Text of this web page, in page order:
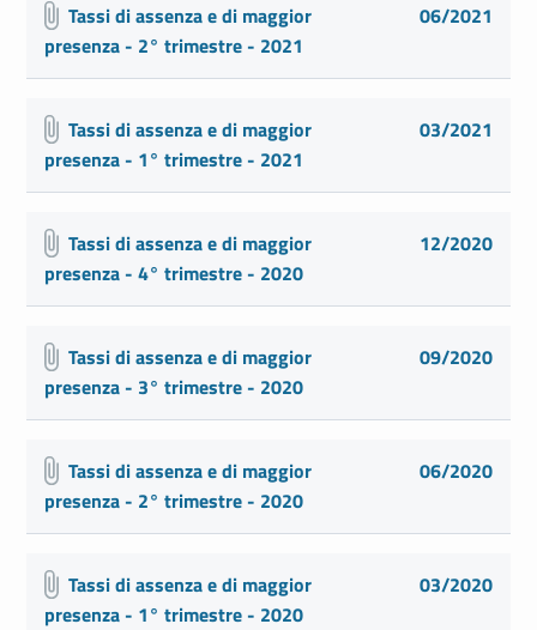
Tassi di assenza e di maggior
presenza - 2° trimestre - 2021
06/2021
Tassi di assenza e di maggior
presenza - 1° trimestre - 2021
03/2021
Tassi di assenza e di maggior
presenza - 4° trimestre - 2020
12/2020
Tassi di assenza e di maggior
presenza - 3° trimestre - 2020
09/2020
Tassi di assenza e di maggior
presenza - 2° trimestre - 2020
06/2020
Tassi di assenza e di maggior
presenza - 1° trimestre - 2020
03/2020